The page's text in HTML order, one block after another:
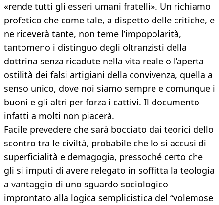
«rende tutti gli esseri umani fratelli». Un richiamo
profetico che come tale, a dispetto delle critiche, e
ne riceverà tante, non teme l’impopolarità,
tantomeno i distinguo degli oltranzisti della
dottrina senza ricadute nella vita reale o l’aperta
ostilità dei falsi artigiani della convivenza, quella a
senso unico, dove noi siamo sempre e comunque i
buoni e gli altri per forza i cattivi. Il documento
infatti a molti non piacerà.
Facile prevedere che sarà bocciato dai teorici dello
scontro tra le civiltà, probabile che lo si accusi di
superficialità e demagogia, pressoché certo che
gli si imputi di avere relegato in soffitta la teologia
a vantaggio di uno sguardo sociologico
improntato alla logica semplicistica del “volemose